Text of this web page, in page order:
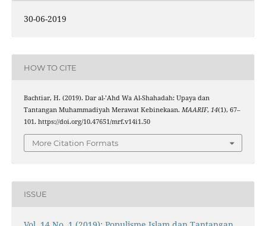
30-06-2019
HOW TO CITE
Bachtiar, H. (2019). Dar al-’Ahd Wa Al-Shahadah: Upaya dan
Tantangan Muhammadiyah Merawat Kebinekaan. MAARIF, 14(1), 67–
101. https://doi.org/10.47651/mrf.v14i1.50
More Citation Formats
ISSUE